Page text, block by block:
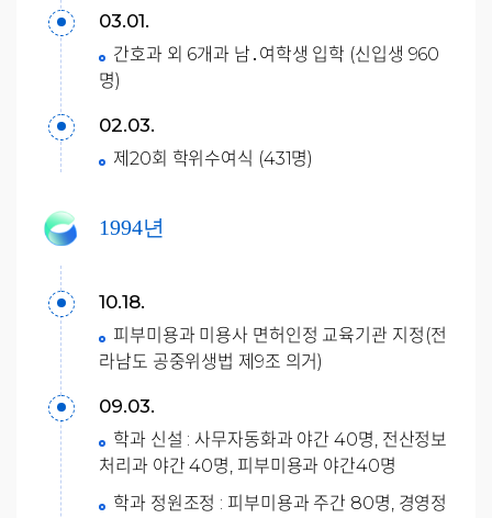
03.01.
간호과 외 6개과 남․여학생 입학 (신입생 960
명)
02.03.
제20회 학위수여식 (431명)
1994년
10.18.
피부미용과 미용사 면허인정 교육기관 지정(전
라남도 공중위생법 제9조 의거)
09.03.
학과 신설 : 사무자동화과 야간 40명, 전산정보
처리과 야간 40명, 피부미용과 야간40명
학과 정원조정 : 피부미용과 주간 80명, 경영정